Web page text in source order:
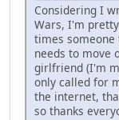
Considering I
Wars, I'm
times
needs to move
girlfriend (I'm
only called for
the internet,
so thanks